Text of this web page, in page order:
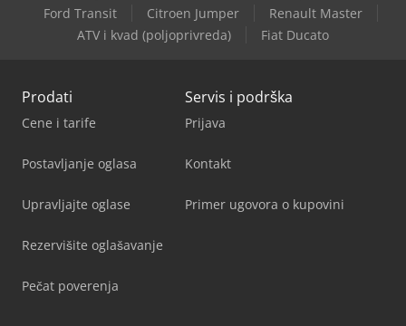
Metallkraft Mbsm 75-20
Ford Transit
Citroen Jumper
Renault Master
ATV i kvad (poljoprivreda)
Fiat Ducato
Prodati
Cene i tarife
Postavljanje oglasa
Upravljajte oglase
Rezervišite oglašavanje
Pečat poverenja
Servis i podrška
Prijava
Kontakt
Primer ugovora o kupovini